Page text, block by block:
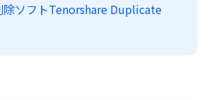
除ソフトTenorshare Duplicate